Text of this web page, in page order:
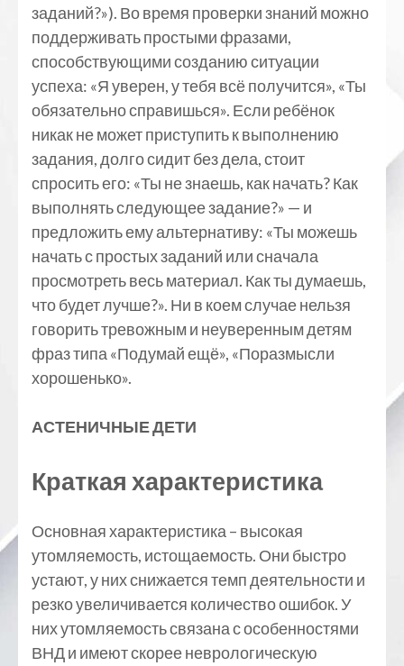
заданий?»). Во время проверки знаний можно
поддерживать простыми фразами,
способствующими созданию ситуации
успеха: «Я уверен, у тебя всё получится», «Ты
обязательно справишься». Если ребёнок
никак не может приступить к выполнению
задания, долго сидит без дела, стоит
спросить его: «Ты не знаешь, как начать? Как
выполнять следующее задание?» — и
предложить ему альтернативу: «Ты можешь
начать с простых заданий или сначала
просмотреть весь материал. Как ты думаешь,
что будет лучше?». Ни в коем случае нельзя
говорить тревожным и неуверенным детям
фраз типа «Подумай ещё», «Поразмысли
хорошенько».
АСТЕНИЧНЫЕ ДЕТИ
Краткая характеристика
Основная характеристика – высокая
утомляемость, истощаемость. Они быстро
устают, у них снижается темп деятельности и
резко увеличивается количество ошибок. У
них утомляемость связана с особенностями
ВНД и имеют скорее неврологическую